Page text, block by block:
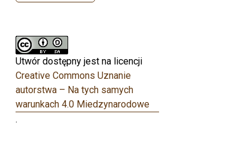
Utwór dostępny jest na licencji
Creative Commons Uznanie
autorstwa – Na tych samych
warunkach 4.0 Miedzynarodowe
.